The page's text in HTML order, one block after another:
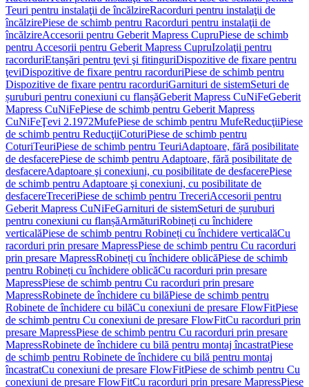
Teuri pentru instalaţii de încălzireRacorduri pentru instalaţii de
încălzirePiese de schimb pentru Racorduri pentru instalaţii de
încălzireAccesorii pentru Geberit Mapress CupruPiese de schimb
pentru Accesorii pentru Geberit Mapress CupruIzolaţii pentru
racorduriEtanşări pentru ţevi şi fitinguriDispozitive de fixare pentru
ţeviDispozitive de fixare pentru racorduriPiese de schimb pentru
Dispozitive de fixare pentru racorduriGarnituri de sistemSeturi de
șuruburi pentru conexiuni cu flanșăGeberit Mapress CuNiFeGeberit
Mapress CuNiFePiese de schimb pentru Geberit Mapress
CuNiFeŢevi 2.1972MufePiese de schimb pentru MufeReducţiiPiese
de schimb pentru ReducţiiCoturiPiese de schimb pentru
CoturiTeuriPiese de schimb pentru TeuriAdaptoare, fără posibilitate
de desfacerePiese de schimb pentru Adaptoare, fără posibilitate de
desfacereAdaptoare şi conexiuni, cu posibilitate de desfacerePiese
de schimb pentru Adaptoare şi conexiuni, cu posibilitate de
desfacereTreceriPiese de schimb pentru TreceriAccesorii pentru
Geberit Mapress CuNiFeGarnituri de sistemSeturi de șuruburi
pentru conexiuni cu flanșăArmăturiRobineți cu închidere
verticalăPiese de schimb pentru Robineți cu închidere verticalăCu
racorduri prin presare MapressPiese de schimb pentru Cu racorduri
prin presare MapressRobineți cu închidere oblicăPiese de schimb
pentru Robineți cu închidere oblicăCu racorduri prin presare
MapressPiese de schimb pentru Cu racorduri prin presare
MapressRobinete de închidere cu bilăPiese de schimb pentru
Robinete de închidere cu bilăCu conexiuni de presare FlowFitPiese
de schimb pentru Cu conexiuni de presare FlowFitCu racorduri prin
presare MapressPiese de schimb pentru Cu racorduri prin presare
MapressRobinete de închidere cu bilă pentru montaj încastratPiese
de schimb pentru Robinete de închidere cu bilă pentru montaj
încastratCu conexiuni de presare FlowFitPiese de schimb pentru Cu
conexiuni de presare FlowFitCu racorduri prin presare MapressPiese